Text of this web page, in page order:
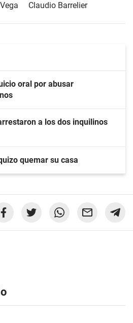
Claudio Barrelier
oral por abusar
a los dos inquilinos
quemar su casa